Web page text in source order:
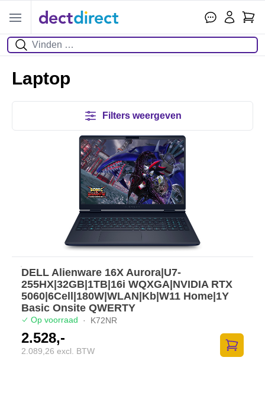
Open menu
Zoeken
Laptop
Filters weergeven
DELL Alienware 16X Aurora|U7-
255HX|32GB|1TB|16i WQXGA|NVIDIA RTX
5060|6Cell|180W|WLAN|Kb|W11 Home|1Y
Basic Onsite QWERTY
Op voorraad · K72NR
2.528,-
2.089,26 excl. BTW